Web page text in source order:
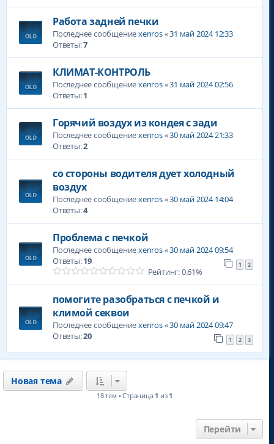
Работа задней печки
Последнее сообщениеxenros«31 май 2024 12:33
Ответы:7
КЛИМАТ-КОНТРОЛЬ
Последнее сообщениеxenros«31 май 2024 02:56
Ответы:1
Горячий воздух из кондея с зади
Последнее сообщениеxenros«30 май 2024 21:33
Ответы:2
со стороны водителя дует холодный
воздух
Последнее сообщениеxenros«30 май 2024 14:04
Ответы:4
Проблема с печкой
Последнее сообщениеxenros«30 май 2024 09:54
Ответы:19 1 2
Рейтинг: 0.61%
помогите разобраться с печкой и
климой секвои
Последнее сообщениеxenros«30 май 2024 09:47
Ответы:20 1 2 3
Новая тема
18 тем • Страница 1 из 1
Перейти